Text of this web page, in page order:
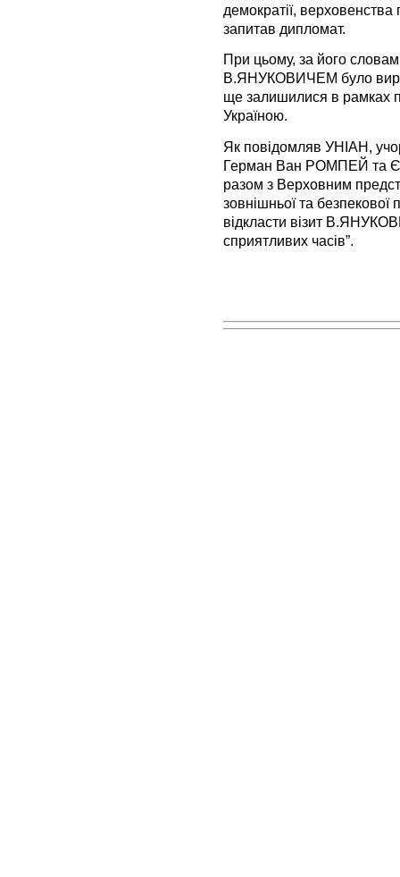
демократії,
запитав дипломат.
При цьому, за його
В.ЯНУКОВИЧЕМ було
ще залишилися в рамках
Україною.
Як повідомляв УНІАН,
Герман Ван РОМПЕЙ та
разом з Верховним
зовнішньої та
відкласти візит
сприятливих часів”.